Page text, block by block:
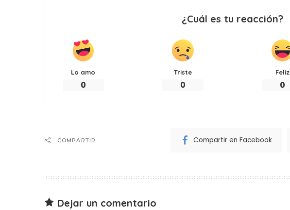
¿Cuál es tu reacción?
Lo amo
0
Triste
0
Feliz
0
COMPARTIR Compartir en Facebook
Dejar un comentario